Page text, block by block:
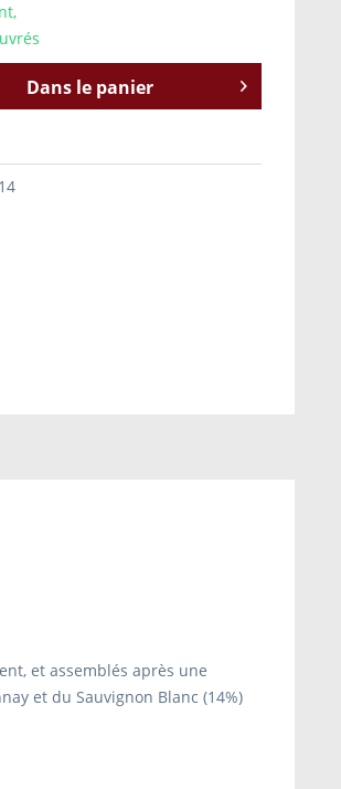
Dans le panier
et assemblés après une
et du Sauvignon Blanc (14%)